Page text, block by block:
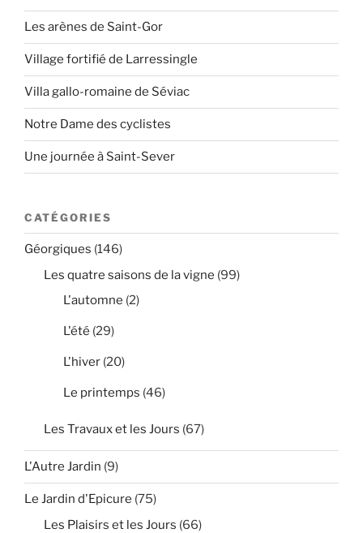
Les arènes de Saint-Gor
Village fortifié de Larressingle
Villa gallo-romaine de Séviac
Notre Dame des cyclistes
Une journée à Saint-Sever
CATÉGORIES
Géorgiques (146)
Les quatre saisons de la vigne (99)
L'automne (2)
L'été (29)
L'hiver (20)
Le printemps (46)
Les Travaux et les Jours (67)
L'Autre Jardin (9)
Le Jardin d'Epicure (75)
Les Plaisirs et les Jours (66)